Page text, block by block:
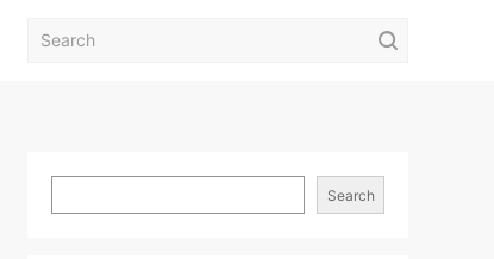
Search